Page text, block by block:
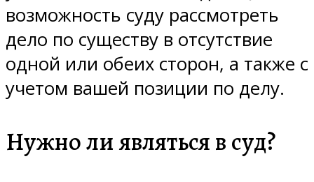
возможность суду рассмотреть
дело по существу в отсутствие
одной или обеих сторон, а также с
учетом вашей позиции по делу.
Нужно ли являться в суд?